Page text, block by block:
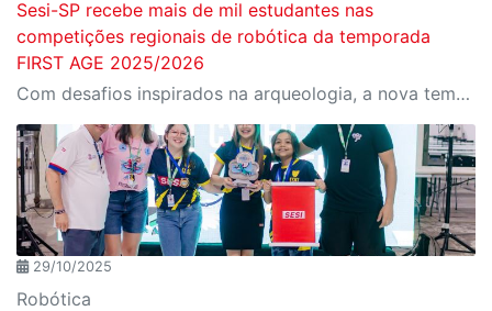
Sesi-SP recebe mais de mil estudantes nas
competições regionais de robótica da temporada
FIRST AGE 2025/2026
Com desafios inspirados na arqueologia, a nova temporada promove criatividade, tecnologia e inovação entre alunos do Sesi-SP, de escolas públicas, privadas e equipes de garagem
29/10/2025
Robótica